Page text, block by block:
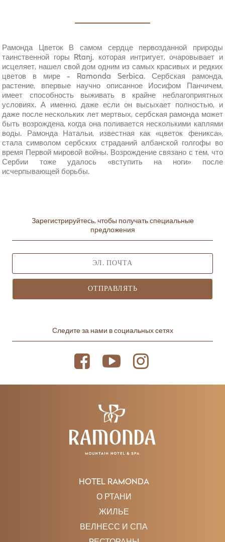
Рамонда Цветок В самом сердце первозданной природы
таинственной горы Rtanj, которая интригует, очаровывает и
исцеляет, нашел свой дом одним из самых красивых и редких
цветов в мире - Ramonda Serbica. Сербская рамонда,
растение, впервые научно описанное Иосифом Панчичем,
имеет способность выживать в крайне неблагоприятных
условиях. А именно, даже если он высыхает полностью, и
даже после нескольких лет мертвых, сербская рамонда может
быть возрождена, когда она поливается несколькими каплями
воды. Рамонда Натальи, известная как «цветок феникса»,
стала символом сербских страданий албанской голгофы во
время Первой мировой войны. Возрождение связано с тем, что
Сербии тоже удалось «вступить на ноги» после
исчерпывающей борьбы.
Зарегистрируйтесь, чтобы получать специальные
предложения
ОТПРАВЛЯТЬ
Следите за нами в социальных сетях
HOTEL RAMONDA
О РТАНИ
ЖИЛЬЕ
ВЕЛНЕСС И СПА